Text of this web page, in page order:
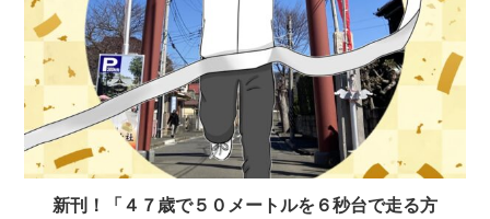
新刊！「４７歳で５０メートルを６秒台で走る方